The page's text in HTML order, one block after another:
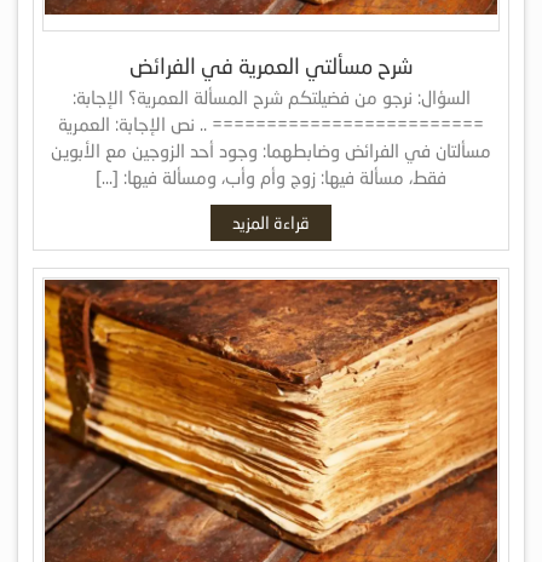
شرح مسألتي العمرية في الفرائض
السؤال: نرجو من فضيلتكم شرح المسألة العمرية؟ الإجابة:
========================= .. نص الإجابة: العمرية
مسألتان في الفرائض وضابطهما: وجود أحد الزوجين مع الأبوين
فقط، مسألة فيها: زوج وأم وأب، ومسألة فيها: […]
قراءة المزيد